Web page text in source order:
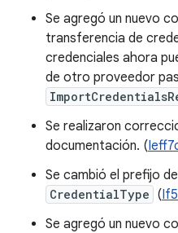
Se agregó un nuevo
transferencia de
credenciales ahora
de otro proveedor
Se realizaron
documentación. (
Se cambió el prefijo
CredentialType (
Se agregó un nuevo